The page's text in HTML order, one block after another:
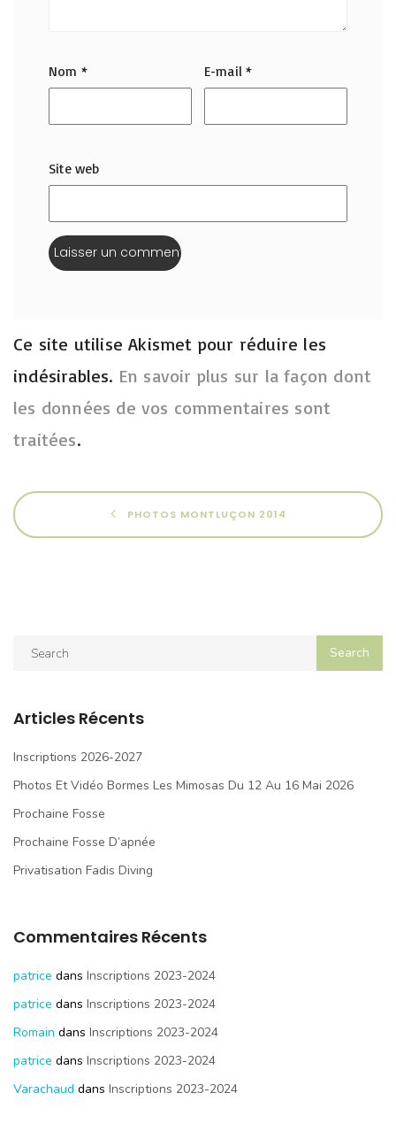
Nom * E-mail*
Site web
Ce site utilise Akismet pour réduire les
indésirables. En savoir plus sur la façon dont
les données de vos commentaires sont
traitées.
PHOTOS MONTLUÇON 2014
Articles Récents
Inscriptions 2026-2027
Photos Et Vidéo Bormes Les Mimosas Du 12 Au 16 Mai 2026
Prochaine Fosse
Prochaine Fosse D’apnée
Privatisation Fadis Diving
Commentaires Récents
patrice dans Inscriptions 2023-2024
patrice dans Inscriptions 2023-2024
Romain dans Inscriptions 2023-2024
patrice dans Inscriptions 2023-2024
Varachaud dans Inscriptions 2023-2024